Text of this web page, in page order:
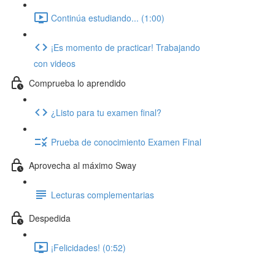
Continúa estudiando... (1:00)
¡Es momento de practicar! Trabajando
con videos
Comprueba lo aprendido
¿Listo para tu examen final?
Prueba de conocimiento Examen Final
Aprovecha al máximo Sway
Lecturas complementarias
Despedida
¡Felicidades! (0:52)